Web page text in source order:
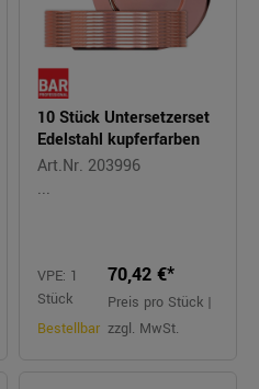
10 Stück Untersetzerset
Edelstahl kupferfarben
Art.Nr. 203996
...
VPE: 1
Stück
Bestellbar
70,42 €*
Preis pro Stück |
zzgl. MwSt.